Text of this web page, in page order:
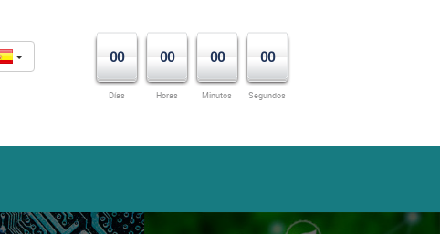
00
Días
00
Horas
00
Minutos
00
Segundos